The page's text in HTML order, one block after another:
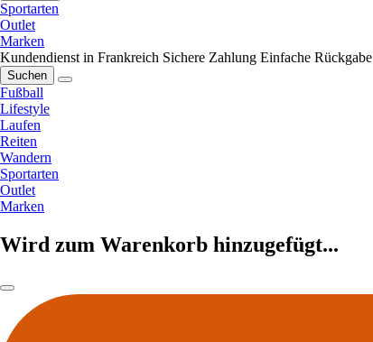
Sportarten
Outlet
Marken
Kundendienst in Frankreich Sichere Zahlung Einfache Rückgabe
Suchen
Fußball
Lifestyle
Laufen
Reiten
Wandern
Sportarten
Outlet
Marken
Wird zum Warenkorb hinzugefügt...